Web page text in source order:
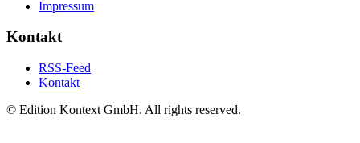
Impressum
Kontakt
RSS-Feed
Kontakt
© Edition Kontext GmbH. All rights reserved.